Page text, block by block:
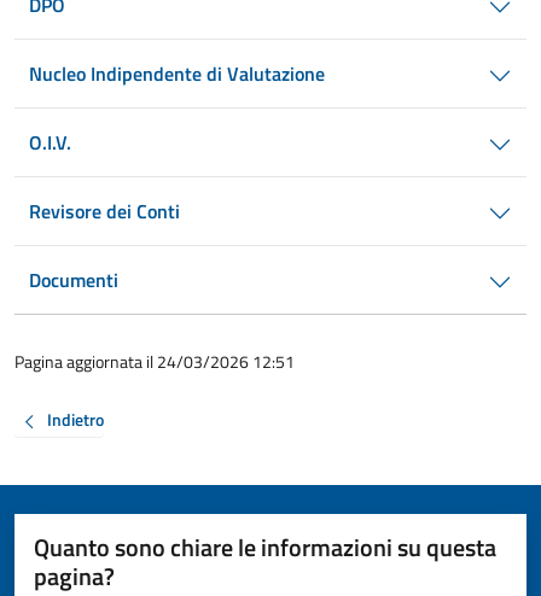
Nucleo Indipendente di Valutazione
O.I.V.
Revisore dei Conti
Documenti
Pagina aggiornata il 24/03/2026 12:51
Indietro
Quanto sono chiare le informazioni su questa
pagina?